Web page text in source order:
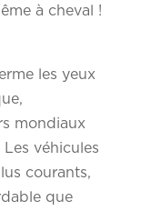
à cheval !
les yeux
mondiaux
véhicules
courants,
que